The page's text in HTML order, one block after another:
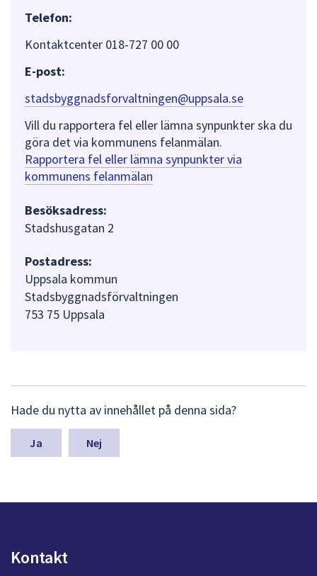
Telefon:
Kontaktcenter 018-727 00 00
E-post:
stadsbyggnadsforvaltningen@uppsala.se
Vill du rapportera fel eller lämna synpunkter ska du
göra det via kommunens felanmälan.
Rapportera fel eller lämna synpunkter via
kommunens felanmälan
Besöksadress:
Stadshusgatan 2
Postadress:
Uppsala kommun
Stadsbyggnadsförvaltningen
753 75 Uppsala
ä
m
a
n
k
Hade du nytta av innehållet på denna sida?
Nej
Kontakt